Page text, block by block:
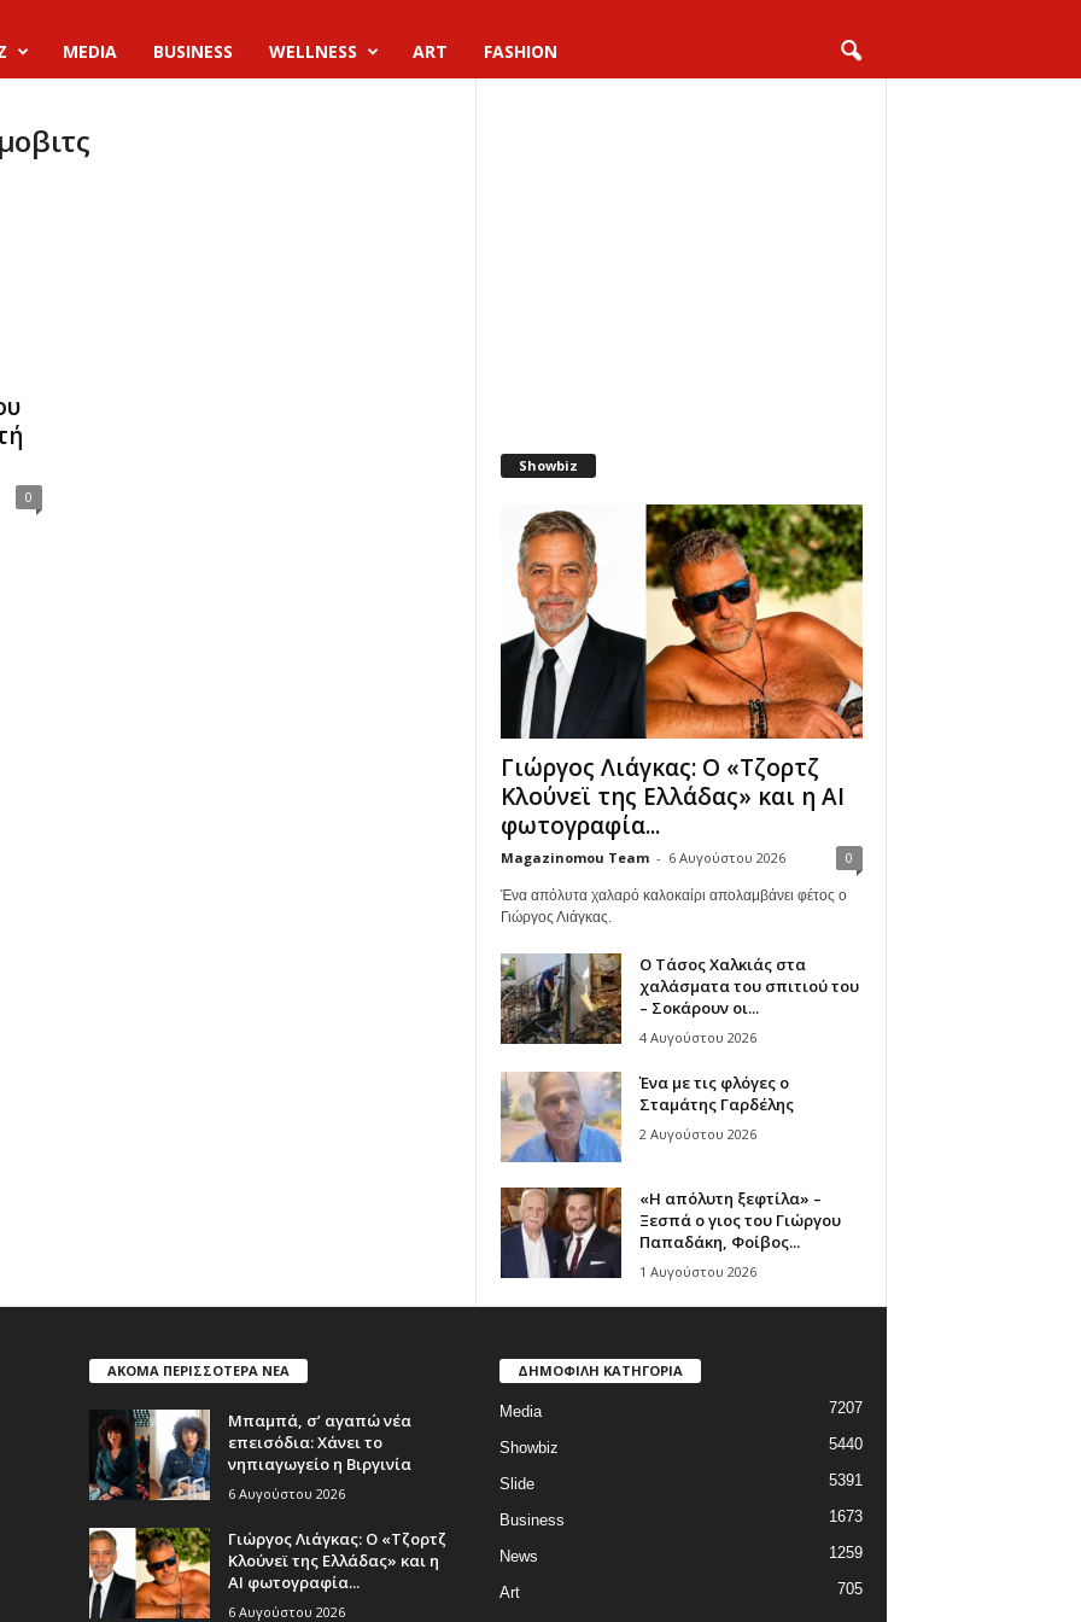
MEDIA BUSINESS WELLNESS ART FASHION
0
Showbiz
Γιώργος Λιάγκας: Ο «Τζορτζ
Κλούνεϊ της Ελλάδας» και η AI
φωτογραφία...
Magazinomou Team - 6 Αυγούστου 2026 0
Ένα απόλυτα χαλαρό καλοκαίρι απολαμβάνει φέτος ο
Γιώργος Λιάγκας.
Ο Τάσος Χαλκιάς στα
χαλάσματα του σπιτιού του
– Σοκάρουν οι...
4 Αυγούστου 2026
Ένα με τις φλόγες ο
Σταμάτης Γαρδέλης
2 Αυγούστου 2026
«Η απόλυτη ξεφτίλα» –
Ξεσπά ο γιος του Γιώργου
Παπαδάκη, Φοίβος...
1 Αυγούστου 2026
ΑΚΟΜΑ ΠΕΡΙΣΣΟΤΕΡΑ ΝΕΑ
Μπαμπά, σ’ αγαπώ νέα
επεισόδια: Χάνει το
νηπιαγωγείο η Βιργινία
6 Αυγούστου 2026
Γιώργος Λιάγκας: Ο «Τζορτζ
Κλούνεϊ της Ελλάδας» και η
AI φωτογραφία...
6 Αυγούστου 2026
ΔΗΜΟΦΙΛΗ ΚΑΤΗΓΟΡΙΑ
Media 7207
Showbiz 5440
Slide 5391
Business 1673
News 1259
Art 705